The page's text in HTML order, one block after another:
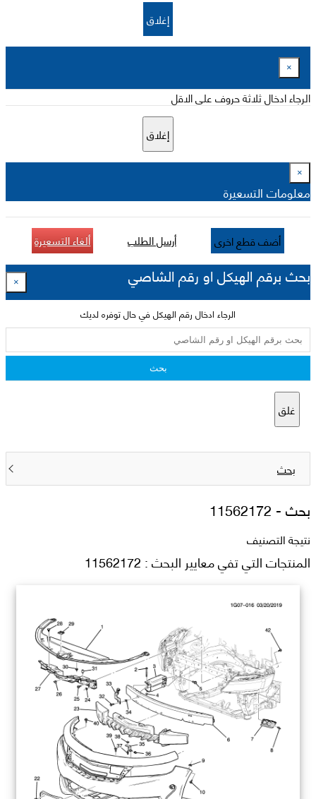
إغلاق
×
الرجاء ادخال ثلاثة حروف على الاقل
إغلاق
×
معلومات التسعيرة
أضف قطع اخرى أرسل الطلب ألغاء التسعيرة
بحث برقم الهيكل او رقم الشاصي ×
الرجاء ادخال رقم الهيكل في حال توفره لديك
بحث
غلق
بحث
بحث - 11562172
نتيجة التصنيف
المنتجات التي تفي معايير البحث : 11562172